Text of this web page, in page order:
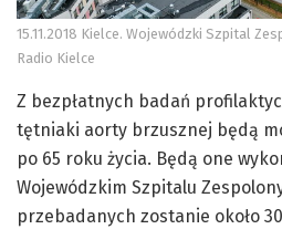
15.11.2018 Kielce. Wojewódzki Szpital
Radio Kielce
Z bezpłatnych badań
tętniaki aorty brzusznej będą
po 65 roku życia. Będą one
Wojewódzkim Szpitalu
przebadanych zostanie około